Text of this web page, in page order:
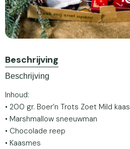
Beschrijving
Beschrijving
Inhoud:
• 200 gr. Boer’n Trots Zoet Mild kaas
• Marshmallow sneeuwman
• Chocolade reep
• Kaasmes